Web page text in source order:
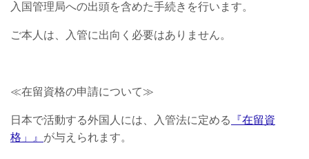
入国管理局への出頭を含めた手続きを行います。
ご本人は、入管に出向く必要はありません。
≪在留資格の申請について≫
日本で活動する外国人には、入管法に定める
『在留資
格」』 が与えられます。